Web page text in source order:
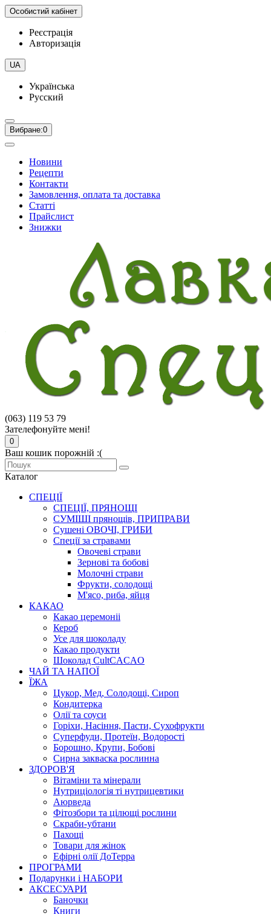
Особистий кабінет
Реєстрація
Авторизація
UA
Українська
Русский
Вибране:0
Новини
Рецепти
Контакти
Замовлення, оплата та доставка
Статті
Прайслист
Знижки
(063) 119 53 79
Зателефонуйте мені!
0
Ваш кошик порожній :(
Каталог
СПЕЦІЇ
СПЕЦІЇ, ПРЯНОЩІ
СУМІШІ прянощів, ПРИПРАВИ
Сушені ОВОЧІ, ГРИБИ
Спеції за стравами
Овочеві страви
Зернові та бобові
Молочні страви
Фрукти, солодощі
М'ясо, риба, яйця
КАКАО
Какао церемоніі
Кероб
Усе для шоколаду
Какао продукти
Шоколад CultCACAO
ЧАЙ ТА НАПОЇ
ЇЖА
Цукор, Мед, Солодощі, Сироп
Кондитерка
Олії та соуси
Горіхи, Насіння, Пасти, Сухофрукти
Суперфуди, Протеїн, Водорості
Борошно, Крупи, Бобові
Сирна закваска рослинна
ЗДОРОВ'Я
Вітаміни та мінерали
Нутриціологія ті нутрицевтики
Аюрведа
Фітозбори та цілющі рослини
Скраби-убтани
Пахощі
Товари для жінок
Ефірні олії ДоТерра
ПРОГРАМИ
Подарунки і НАБОРИ
АКСЕСУАРИ
Баночки
Книги